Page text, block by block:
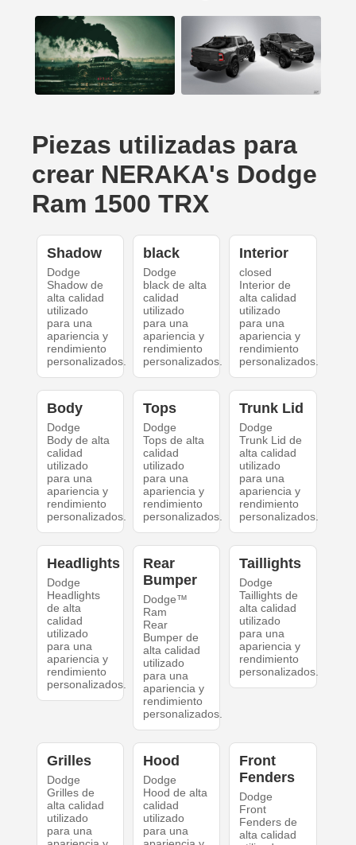
Piezas utilizadas para
crear NERAKA's Dodge
Ram 1500 TRX
Shadow
Dodge
Shadow de
alta calidad
utilizado
para una
apariencia y
rendimiento
personalizados.
black
Dodge
black de alta
calidad
utilizado
para una
apariencia y
rendimiento
personalizados.
Interior
closed
Interior de
alta calidad
utilizado
para una
apariencia y
rendimiento
personalizados.
Body
Dodge
Body de alta
calidad
utilizado
para una
apariencia y
rendimiento
personalizados.
Tops
Dodge
Tops de alta
calidad
utilizado
para una
apariencia y
rendimiento
personalizados.
Trunk Lid
Dodge
Trunk Lid de
alta calidad
utilizado
para una
apariencia y
rendimiento
personalizados.
Headlights
Dodge
Headlights
de alta
calidad
utilizado
para una
apariencia y
rendimiento
personalizados.
Rear
Bumper
Dodge™
Ram
Rear
Bumper de
alta calidad
utilizado
para una
apariencia y
rendimiento
personalizados.
Taillights
Dodge
Taillights de
alta calidad
utilizado
para una
apariencia y
rendimiento
personalizados.
Grilles
Dodge
Grilles de
alta calidad
utilizado
para una
Hood
Dodge
Hood de alta
calidad
utilizado
para una
Front
Fenders
Dodge
Front
Fenders de
alta calidad